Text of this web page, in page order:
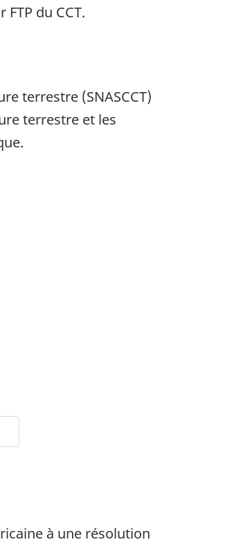
du CCT.
terrestre (SNASCCT)
terrestre et les
à une résolution